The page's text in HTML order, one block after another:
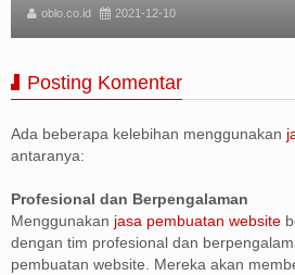
oblo.co.id 2021-12-10
Posting Komentar
Ada beberapa kelebihan menggunakan
antaranya:
Profesional dan Berpengalaman
Menggunakan jasa pembuatan website
dengan tim profesional dan
pembuatan website. Mereka akan